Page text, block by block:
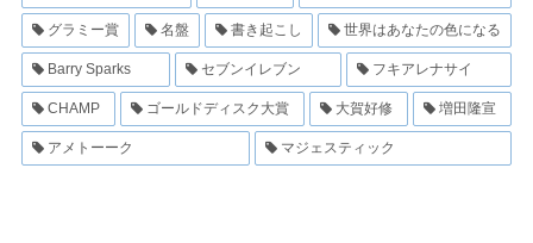
グラミー賞 名盤 書き起こし 世界はあなたの色になる
Barry Sparks セブンイレブン フキアレナサイ
CHAMP ゴールドディスク大賞 大賀好修 増田隆宣
アメトーーク マジェスティック